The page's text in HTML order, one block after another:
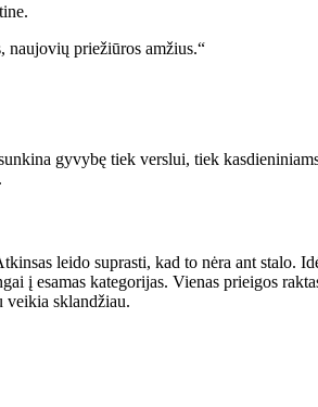
priežiūros amžius.“
gyvybę tiek verslui, tiek
leido suprasti, kad to nėra ant stalo.
į esamas kategorijas. Vienas prieigos
veikia sklandžiau.